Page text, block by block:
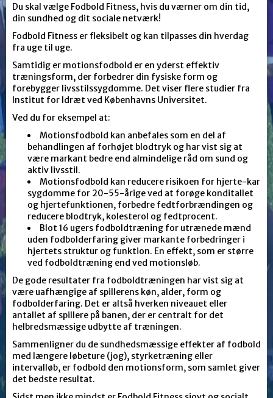
Du skal vælge Fodbold Fitness, hvis du værner om din tid,
din sundhed og dit sociale netværk!
Fodbold Fitness er fleksibelt og kan tilpasses din hverdag
fra uge til uge.
Samtidig er motionsfodbold er en yderst effektiv
træningsform, der forbedrer din fysiske form og
forebygger livsstilssygdomme. Det viser flere studier fra
Institut for Idræt ved Københavns Universitet.
Ved du for eksempel at:
Motionsfodbold kan anbefales som en del af
behandlingen af forhøjet blodtryk og har vist sig at
være markant bedre end almindelige råd om sund og
aktiv livsstil.
Motionsfodbold kan reducere risikoen for hjerte-kar
sygdomme for 20-55-årige ved at forøge konditallet
og hjertefunktionen, forbedre fedtforbrændingen og
reducere blodtryk, kolesterol og fedtprocent.
Blot 16 ugers fodboldtræning for utrænede mænd
uden fodbolderfaring giver markante forbedringer i
hjertets struktur og funktion. En effekt, som er større
ved fodboldtræning end ved motionsløb.
De gode resultater fra fodboldtræningen har vist sig at
være uafhængige af spillerens køn, alder, form og
fodbolderfaring. Det er altså hverken niveauet eller
antallet af spillere på banen, der er centralt for det
helbredsmæssige udbytte af træningen.
Sammenligner du de sundhedsmæssige effekter af fodbold
med længere løbeture (jog), styrketræning eller
intervalløb, er fodbold den motionsform, som samlet giver
det bedste resultat.